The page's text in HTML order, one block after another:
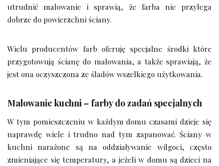
utrudnić malowanie i sprawią, że farba nie przylega
dobrze do powierzchni ściany.
Wielu producentów farb oferuję specjalne środki które
przygotowują ścianę do malowania, a także sprawiają, że
jest ona oczyszczona ze śladów wszelkiego użytkowania.
Malowanie kuchni – farby do zadań specjalnych
W tym pomieszczeniu w każdym domu czasami dzieje się
naprawdę wiele i trudno nad tym zapanować. Ściany w
kuchni narażone są na oddziaływanie wilgoci, często
zmieniające się temperatury, a jeżeli w domu są dzieci na